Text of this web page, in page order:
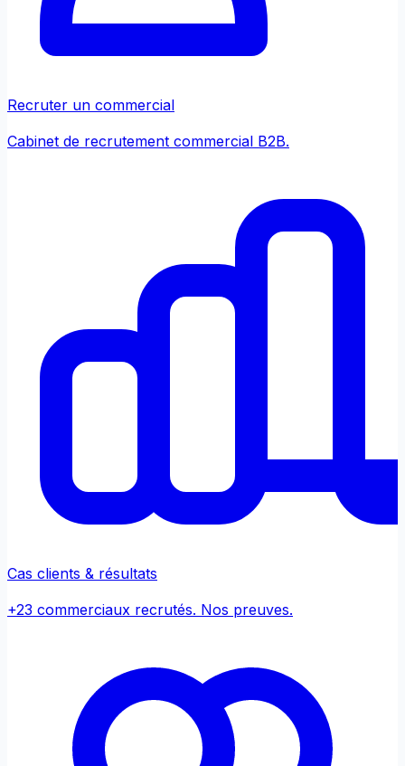
Recruter un commercial
Cabinet de recrutement commercial B2B.
Cas clients & résultats
+23 commerciaux recrutés. Nos preuves.